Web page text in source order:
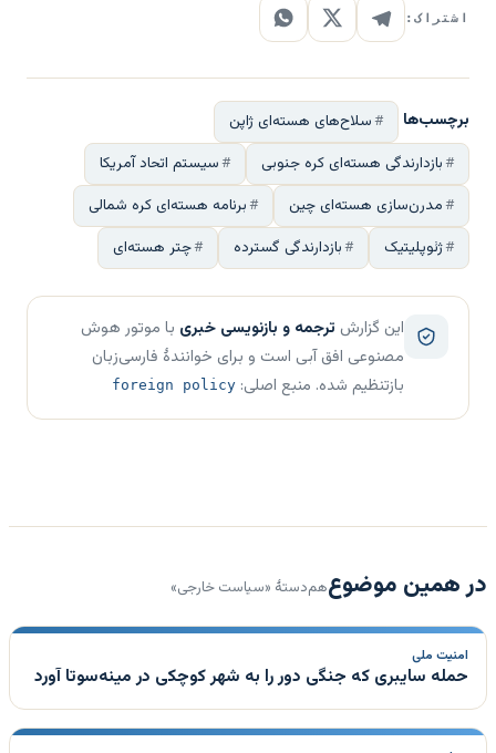
اشتراک:
برچسب‌ها
سلاح‌های هسته‌ای ژاپن
بازدارندگی هسته‌ای کره جنوبی
سیستم اتحاد آمریکا
مدرن‌سازی هسته‌ای چین
برنامه هسته‌ای کره شمالی
ژئوپلیتیک
بازدارندگی گسترده چتر هسته‌ای
این گزارش ترجمه و بازنویسی خبری با موتور هوش
مصنوعی افق آبی است و برای خوانندهٔ فارسی‌زبان
بازتنظیم شده. منبع اصلی: foreign policy
در همین موضوعهم‌دستهٔ «سیاست خارجی»
امنیت ملی
حمله سایبری که جنگی دور را به شهر کوچکی در مینه‌سوتا آورد